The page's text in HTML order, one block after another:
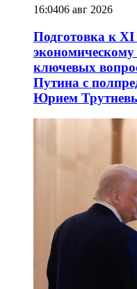
16:0406 авг 2026
Подготовка к
ключевых
Путина с
Юрием